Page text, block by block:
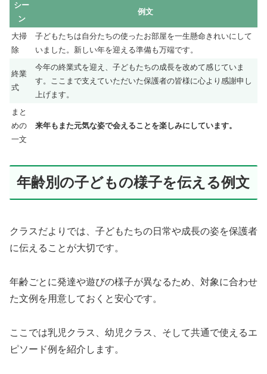
シー
ン
例文
大掃
除
子どもたちは自分たちの使ったお部屋を一生懸命きれいにして
いました。新しい年を迎える準備も万端です。
終業
式
今年の終業式を迎え、子どもたちの成長を改めて感じていま
す。ここまで支えていただいた保護者の皆様に心より感謝申し
上げます。
まと
めの
一文
来年もまた元気な姿で会えることを楽しみにしています。
年齢別の子どもの様子を伝える例文
クラスだよりでは、子どもたちの日常や成長の姿を保護者
に伝えることが大切です。
年齢ごとに発達や遊びの様子が異なるため、対象に合わせ
た文例を用意しておくと安心です。
ここでは乳児クラス、幼児クラス、そして共通で使えるエ
ピソード例を紹介します。